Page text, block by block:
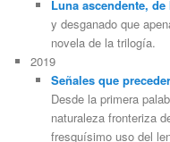
Luna ascendente,
y desganado que
novela de la trilogía.
2019
Señales que
Desde la primera
naturaleza fronteriza
fresquísimo uso del